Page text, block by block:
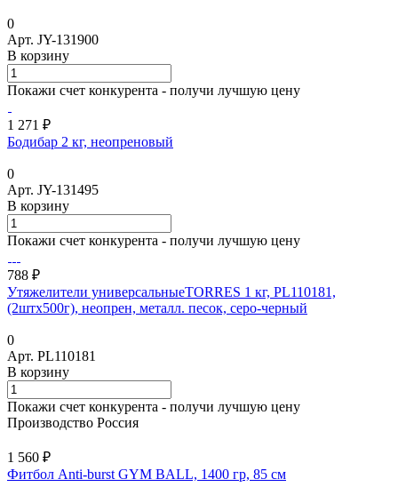
0
Арт. JY-131900
В корзину
Покажи счет конкурента - получи лучшую цену
1 271 ₽
Бодибар 2 кг, неопреновый
0
Арт. JY-131495
В корзину
Покажи счет конкурента - получи лучшую цену
788 ₽
Утяжелители универсальныеTORRES 1 кг, PL110181,
(2штх500г), неопрен, металл. песок, серо-черный
0
Арт. PL110181
В корзину
Покажи счет конкурента - получи лучшую цену
Производство Россия
1 560 ₽
Фитбол Anti-burst GYM BALL, 1400 гр, 85 см